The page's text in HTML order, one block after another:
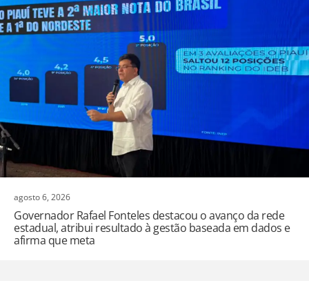
agosto 6, 2026
Governador Rafael Fonteles destacou o avanço da rede
estadual, atribui resultado à gestão baseada em dados e
afirma que meta